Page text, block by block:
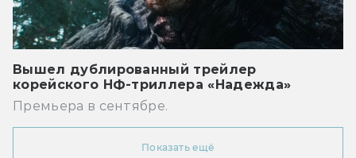
Вышел дублированный трейлер
корейского НФ-триллера «Надежда»
Премьера в сентябре.
Показать ещё